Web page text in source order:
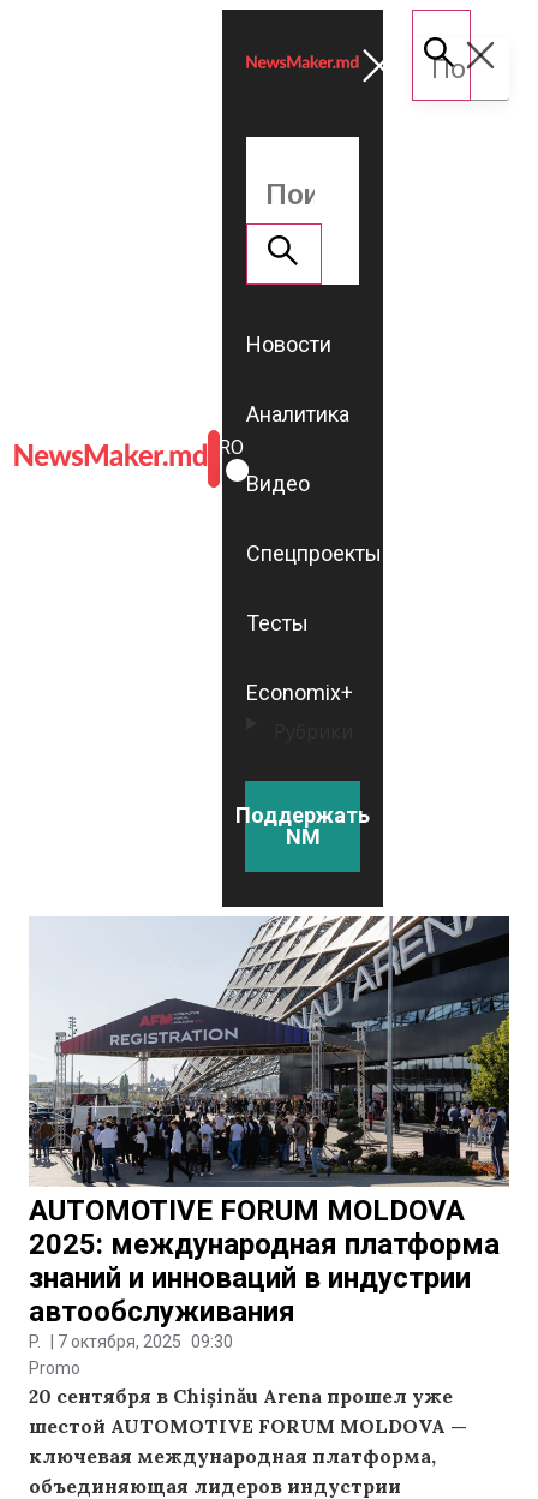
ROMÂNĂ
RU
Новости
Аналитика
Видео
Спецпроекты
Тесты
Economix+
Поддержать
NM
AUTOMOTIVE FORUM MOLDOVA
2025: международная платформа
знаний и инноваций в индустрии
автообслуживания
P. 7 октября, 2025 09:30
Promo
20 сентября в Chișinău Arena прошел уже
шестой AUTOMOTIVE FORUM MOLDOVA —
ключевая международная платформа,
объединяющая лидеров индустрии